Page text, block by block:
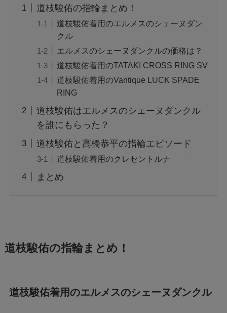
道枝駿佑の指輪まとめ！
道枝駿佑着用のエルメスのシェーヌダン
クル
エルメスのシェーヌダンクルの価格は？
道枝駿佑着用のTATAKI CROSS RING SV
道枝駿佑着用のVantique LUCK SPADE
RING
道枝駿佑はエルメスのシェーヌダンクル
を誰にもらった？
道枝駿佑と高橋恭平の指輪エピソード
道枝駿佑着用のクレセントルナ
まとめ
道枝駿佑の指輪まとめ！
道枝駿佑着用のエルメスのシェーヌダンクル